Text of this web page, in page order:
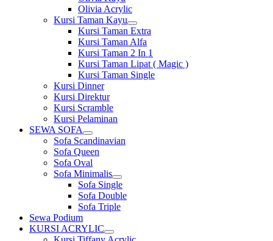
sub
menu
Olivia Acrylic
Kursi Taman Kayu
Show
sub
menu
Kursi Taman Extra
Kursi Taman Alfa
Kursi Taman 2 In 1
Kursi Taman Lipat ( Magic )
Kursi Taman Single
Kursi Dinner
Kursi Direktur
Kursi Scramble
Kursi Pelaminan
SEWA SOFA
Show
sub
menu
Sofa Scandinavian
Sofa Queen
Sofa Oval
Sofa Minimalis
Show
sub
menu
Sofa Single
Sofa Double
Sofa Triple
Sewa Podium
KURSI ACRYLIC
Show